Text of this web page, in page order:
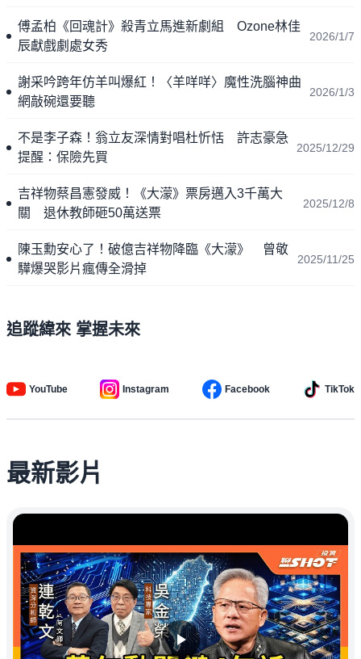
傅孟柏《回魂計》殺青立馬進新劇組 Ozone林佳
辰獻戲劇處女秀
2026/1/7
謝采吟跨年仿羊叫爆紅！〈羊咩咩〉魔性洗腦神曲
網敲碗還要聽
2026/1/3
不是李子森！翁立友深情對唱杜忻恬 許志豪急
提醒：保險先買
2025/12/29
吉祥物蔡昌憲發威！《大濛》票房邁入3千萬大
關 退休教師砸50萬送票
2025/12/8
陳玉勳安心了！破億吉祥物降臨《大濛》 曾敬
驊爆哭影片瘋傳全滑掉
2025/11/25
追蹤緯來 掌握未來
YouTube Instagram Facebook TikTok
最新影片